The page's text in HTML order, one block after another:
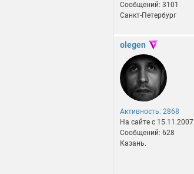
Сообщений: 3101
Санкт-Петербург
olegen
Активность: 2868
На сайте c 15.11.2007
Сообщений: 628
Казань.